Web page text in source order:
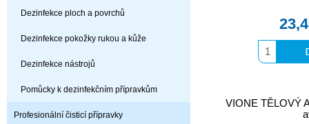
Dezinfekce ploch a povrchů
Dezinfekce pokožky rukou a kůže
Dezinfekce nástrojů
Pomůcky k dezinfekčním přípravkům
Profesionální čisticí přípravky
VIONE TĚLOVÝ